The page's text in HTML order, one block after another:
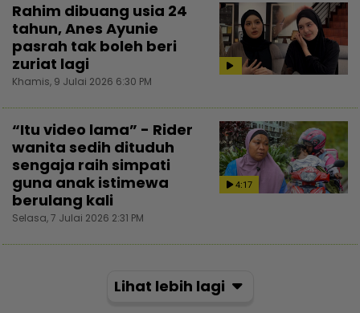
Rahim dibuang usia 24
tahun, Anes Ayunie
pasrah tak boleh beri
zuriat lagi
Khamis, 9 Julai 2026 6:30 PM
4:17
“Itu video lama” - Rider
wanita sedih dituduh
sengaja raih simpati
guna anak istimewa
berulang kali
Selasa, 7 Julai 2026 2:31 PM
Lihat lebih lagi